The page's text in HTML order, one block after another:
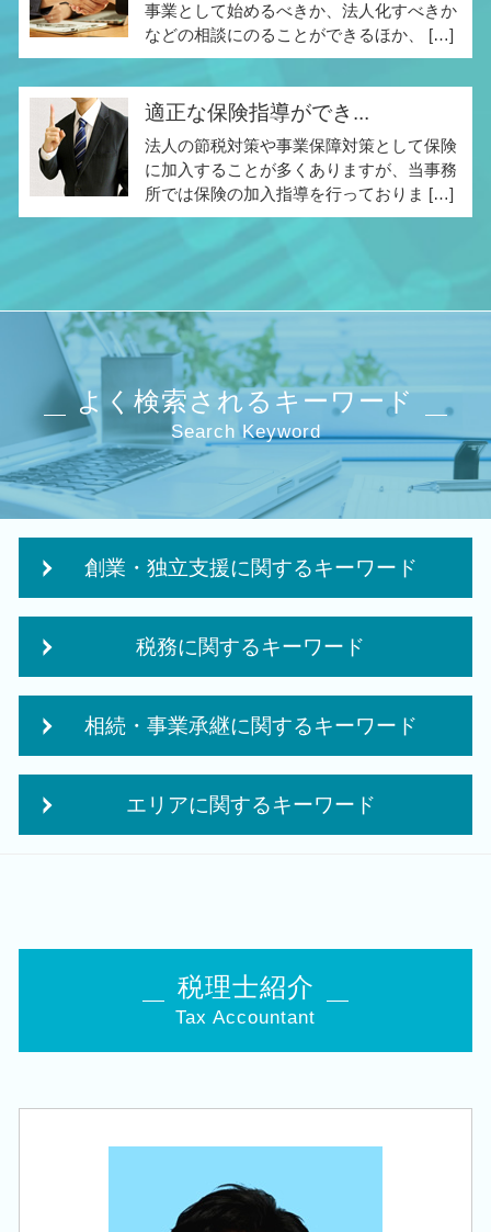
事業として始めるべきか、法人化すべきか
などの相談にのることができるほか、 […]
適正な保険指導ができ...
法人の節税対策や事業保障対策として保険
に加入することが多くありますが、当事務
所では保険の加入指導を行っておりま […]
よく検索されるキーワード
Search Keyword
創業・独立支援に関するキーワード
独立支援 税理士
企業 経営計画
会社設立 費用
個人事業主 法人化
補助金 事業計画
株式会社 合同会社
税務に関するキーワード
法人税 申告 延長
赤字 法人税
中期 経営計画
税務調査 何年前まで
法人 税金 対策
法人化 メリット
相続・事業承継に関するキーワード
相続税 対策 アパート
相続時精算課税 申告
相続税申告 控除
相続税 減らす
事業承継 税理士
事業承継税制 優遇
エリアに関するキーワード
税務顧問 税理士 相談 加茂市
創業支援 税理士 相談 江南区
相続 税理士 相談 新潟市中央区
会社設立 税理士 相談 新潟市南区
税務顧問 税理士 相談 亀田駅
創業支援 税理士 相談 亀田駅
創業支援 税理士 相談 白山駅
税理士紹介
Tax Accountant